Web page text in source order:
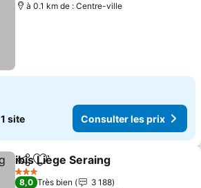
à 0.1 km de : Centre-ville
1 site Consulter les prix
PartagerAjouter à mes favoris
ibis Liège Seraing
3 Étoiles
8,0 Très bien
3 188